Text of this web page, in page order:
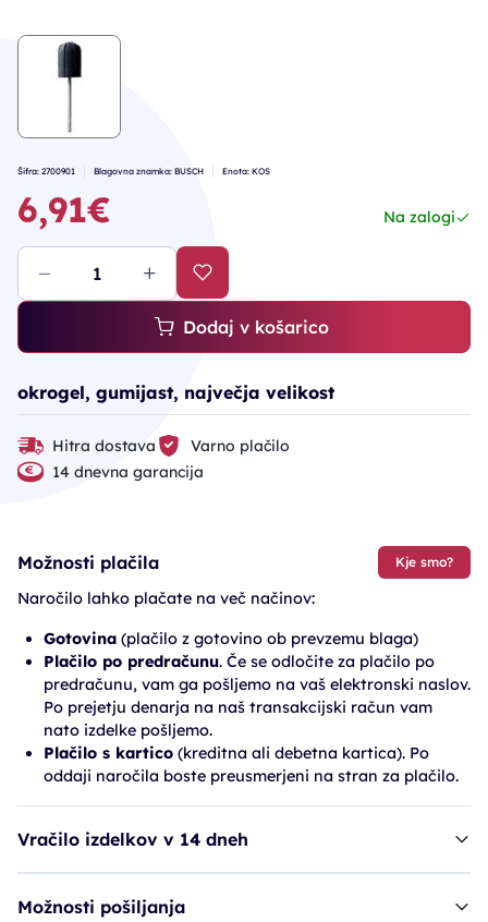
Šifra: 2700901 Blagovna znamka: BUSCH Enota: KOS
6,91€ Na zalogi
Dodaj v košarico
okrogel, gumijast, največja velikost
Hitra dostava
Varno plačilo
14 dnevna garancija
Možnosti plačila Kje smo?
Naročilo lahko plačate na več načinov:
Gotovina (plačilo z gotovino ob prevzemu blaga)
Plačilo po predračunu. Če se odločite za plačilo po
predračunu, vam ga pošljemo na vaš elektronski naslov.
Po prejetju denarja na naš transakcijski račun vam
nato izdelke pošljemo.
Plačilo s kartico (kreditna ali debetna kartica). Po
oddaji naročila boste preusmerjeni na stran za plačilo.
Vračilo izdelkov v 14 dneh
Možnosti pošiljanja